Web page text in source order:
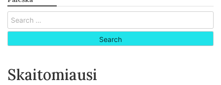
Search
for:
Skaitomiausi